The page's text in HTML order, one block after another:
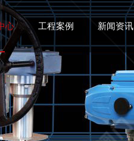
心 工程案例 新闻资讯